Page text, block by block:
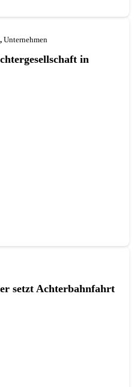
, Unternehmen
in
setzt Achterbahnfahrt